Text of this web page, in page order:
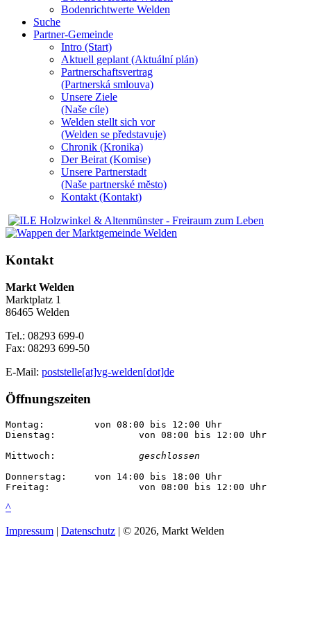
Bodenrichtwerte Welden
Suche
Partner-Gemeinde
Intro (Start)
Aktuell geplant (Aktuální plán)
Partnerschaftsvertrag
(Partnerská smlouva)
Unsere Ziele
(Naše cíle)
Welden stellt sich vor
(Welden se představuje)
Chronik (Kronika)
Der Beirat (Komise)
Unsere Partnerstadt
(Naše partnerské mĕsto)
Kontakt (Kontakt)
Kontakt
Markt Welden
Marktplatz 1
86465 Welden
Tel.: 08293 699-0
Fax: 08293 699-50
E-Mail: poststelle[at]vg-welden[dot]de
Öffnungszeiten
Montag:		von 08:00 bis 12:00 Uhr
Dienstag:		von 08:00 bis 12:00 Uhr
geschlossen
Donnerstag:	von 14:00 bis 18:00 Uhr
Freitag:		von 08:00 bis 12:00 Uhr
^
Impressum | Datenschutz | © 2026, Markt Welden